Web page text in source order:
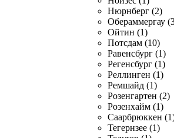
Нюрнберг (2)
Обераммергау
Ойтин (1)
Потсдам (10)
Равенсбург (1)
Регенсбург (1)
Реллинген (1)
Ремшайд (1)
Розенгартен (2)
Розенхайм (1)
Саарбрюккен
Тегернзее (1)